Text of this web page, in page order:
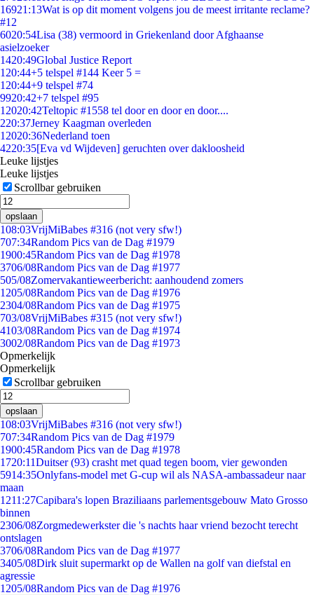
16921:13Wat is op dit moment volgens jou de meest irritante reclame?
#12
6020:54Lisa (38) vermoord in Griekenland door Afghaanse
asielzoeker
1420:49Global Justice Report
1 20:44+5 telspel #144 Keer 5 =
1 20:44+9 telspel #74
9920:42+7 telspel #95
12020:42Teltopic #1558 tel door en door en door....
220:37Jerney Kaagman overleden
12020:36Nederland toen
4220:35[Eva vd Wijdeven] geruchten over dakloosheid
Leuke lijstjes
Leuke lijstjes
Scrollbar gebruiken
opslaan
108:03VrijMiBabes #316 (not very sfw!)
707:34Random Pics van de Dag #1979
1900:45Random Pics van de Dag #1978
3706/08Random Pics van de Dag #1977
505/08Zomervakantieweerbericht: aanhoudend zomers
1205/08Random Pics van de Dag #1976
2304/08Random Pics van de Dag #1975
703/08VrijMiBabes #315 (not very sfw!)
4103/08Random Pics van de Dag #1974
3002/08Random Pics van de Dag #1973
Opmerkelijk
Opmerkelijk
Scrollbar gebruiken
opslaan
108:03VrijMiBabes #316 (not very sfw!)
707:34Random Pics van de Dag #1979
1900:45Random Pics van de Dag #1978
1720:11Duitser (93) crasht met quad tegen boom, vier gewonden
5914:35Onlyfans-model met G-cup wil als NASA-ambassadeur naar
maan
1211:27Capibara's lopen Braziliaans parlementsgebouw Mato Grosso
binnen
2306/08Zorgmedewerkster die 's nachts haar vriend bezocht terecht
ontslagen
3706/08Random Pics van de Dag #1977
3405/08Dirk sluit supermarkt op de Wallen na golf van diefstal en
agressie
1205/08Random Pics van de Dag #1976